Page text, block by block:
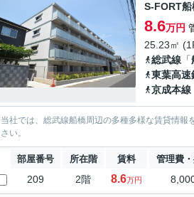
S-FORT
8.6万円
25.23㎡
総武線 「
東葉高速
京成本線
当社では、総武線船橋周辺の多種多様な賃貸情
さい。
部屋番号 所在階 賃料 管理費
209 2階 8.6万円